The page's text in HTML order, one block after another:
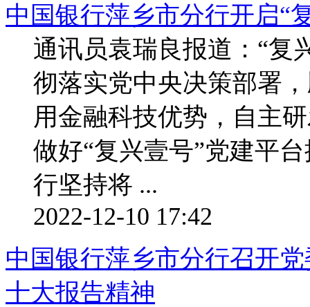
中国银行萍乡市分行开启“
通讯员袁瑞良报道：“复
彻落实党中央决策部署
用金融科技优势，自主
做好“复兴壹号”党建平
行坚持将 ...
2022-12-10 17:42
中国银行萍乡市分行召开
十大报告精神